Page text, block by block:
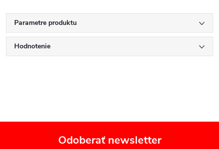
Parametre produktu
Hodnotenie
Odoberať newsletter